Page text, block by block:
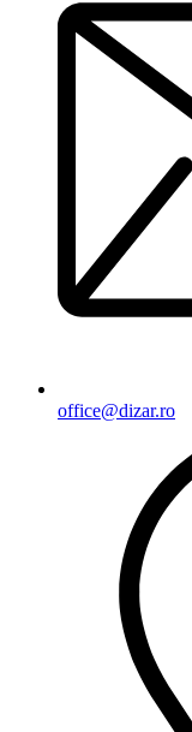
office@dizar.ro